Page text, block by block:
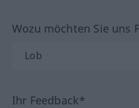
Wozu möchten Sie uns
Ihr Feedback*